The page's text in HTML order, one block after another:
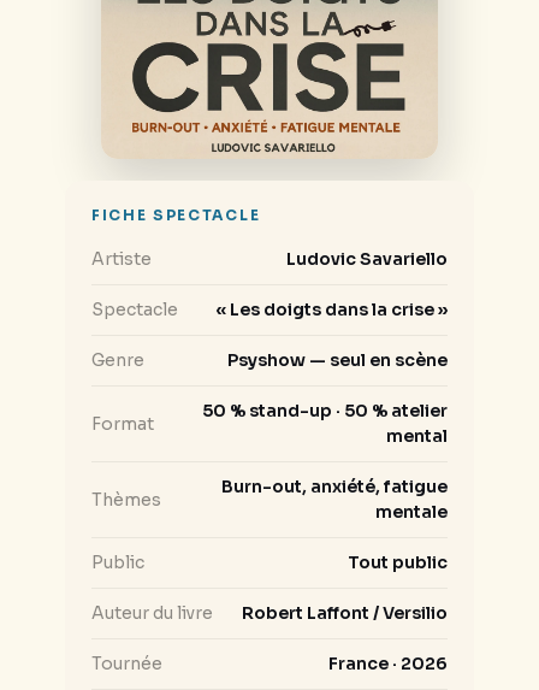
FICHE SPECTACLE
Artiste Ludovic Savariello
Spectacle « Les doigts dans la crise »
Genre Psyshow — seul en scène
Format
50 % stand-up · 50 % atelier
mental
Thèmes
Burn-out, anxiété, fatigue
mentale
Public Tout public
Auteur du livre Robert Laffont / Versilio
Tournée France · 2026